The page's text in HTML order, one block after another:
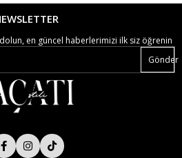
en güncel haberlerimizi ilk siz öğrenin
Gönder